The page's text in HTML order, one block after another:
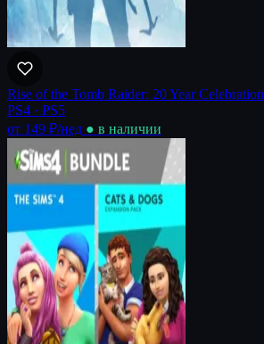
Rise of the Tomb Raider: 20 Year Celebration
PS4 · PS5
от 149 ₽/нед ● в наличии